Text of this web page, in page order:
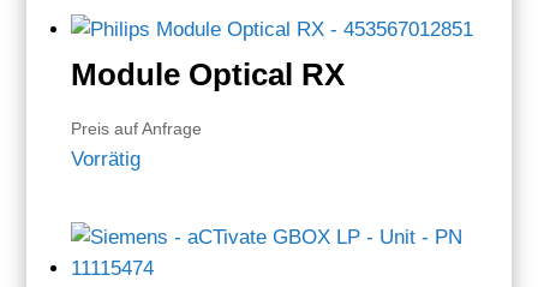
Module Optical RX
Preis auf Anfrage
Vorrätig